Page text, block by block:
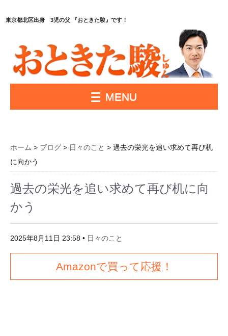
東京都北区出身 3児の父 『おときた駿』です！
MENU
ホーム > ブログ > 日々のこと > 過去の栄光を追い求めて再び机
に向かう
過去の栄光を追い求めて再び机に向
かう
2025年8月11日 23:58 • 日々のこと
Amazonで買って応援！